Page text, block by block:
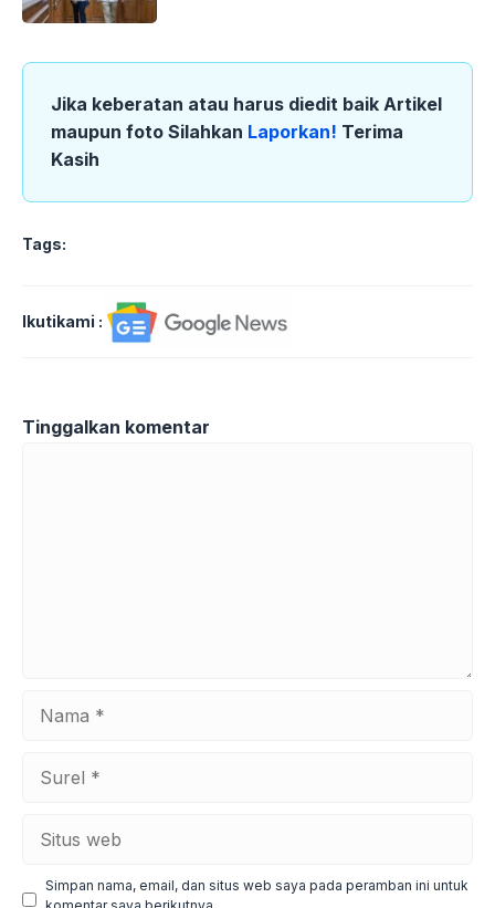
Jika keberatan atau harus diedit baik Artikel
maupun foto Silahkan Laporkan! Terima
Kasih
Tags:
Ikutikami :
Tinggalkan komentar
Simpan nama, email, dan situs web saya pada peramban ini untuk